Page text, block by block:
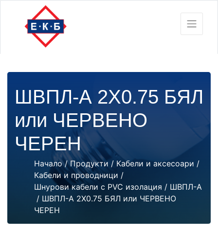
ШВПЛ-А 2Х0.75 БЯЛ
или ЧЕРВЕНО
ЧЕРЕН
Начало/Продукти / Кабели и аксесоари /
Кабели и проводници /
Шнурови кабели с PVC изолация / ШВПЛ-А
/ ШВПЛ-А 2Х0.75 БЯЛ или ЧЕРВЕНО
ЧЕРЕН